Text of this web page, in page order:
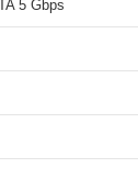
5 Gbps